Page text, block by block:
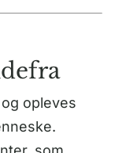
opleves